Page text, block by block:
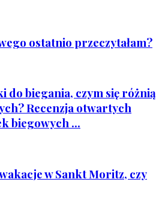
ostatnio przeczytałam?
do biegania, czym się różnią
Recenzja otwartych
biegowych ...
w Sankt Moritz, czy